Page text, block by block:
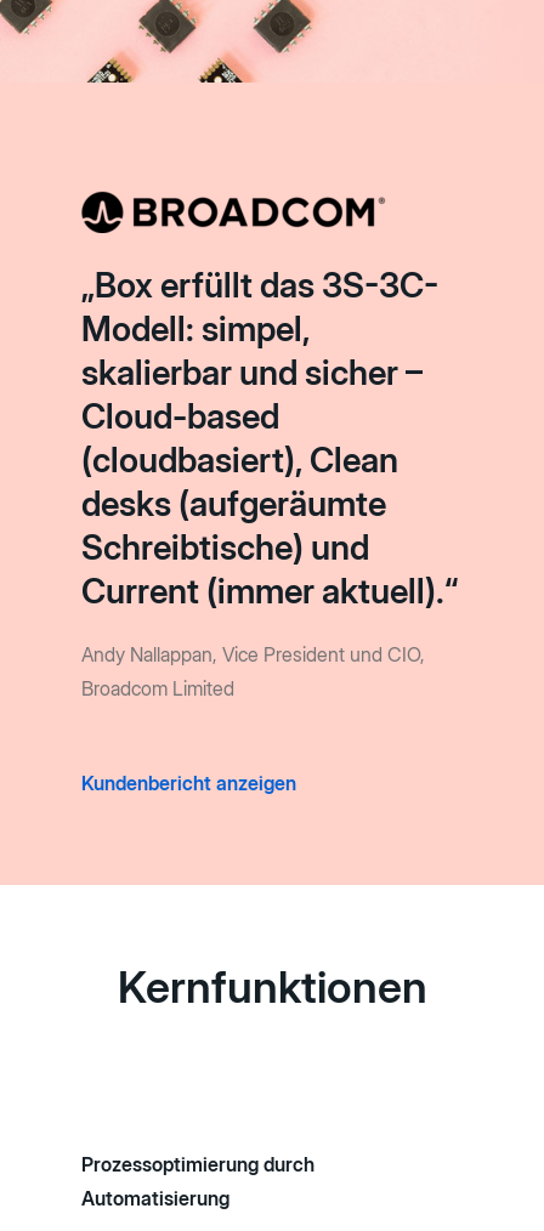
„Box erfüllt das 3S-3C-
Modell: simpel,
skalierbar und sicher –
Cloud-based
(cloudbasiert), Clean
desks (aufgeräumte
Schreibtische) und
Current (immer aktuell).“
Andy Nallappan, Vice President und CIO,
Broadcom Limited
Kundenbericht anzeigen
Kernfunktionen
Prozessoptimierung durch
Automatisierung